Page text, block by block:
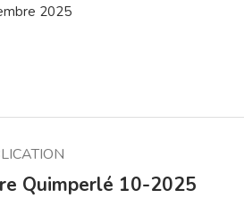
2025
Quimperlé 10-2025